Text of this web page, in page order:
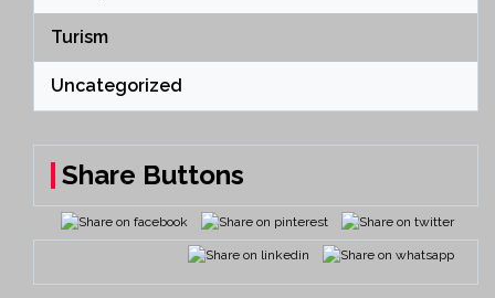
Turism
Uncategorized
Share Buttons